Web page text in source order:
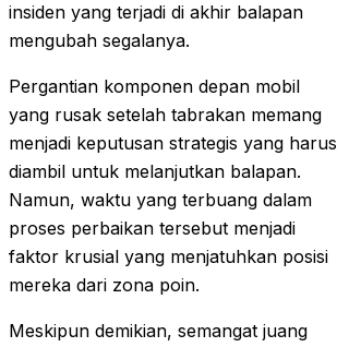
insiden yang terjadi di akhir balapan
mengubah segalanya.
Pergantian komponen depan mobil
yang rusak setelah tabrakan memang
menjadi keputusan strategis yang harus
diambil untuk melanjutkan balapan.
Namun, waktu yang terbuang dalam
proses perbaikan tersebut menjadi
faktor krusial yang menjatuhkan posisi
mereka dari zona poin.
Meskipun demikian, semangat juang